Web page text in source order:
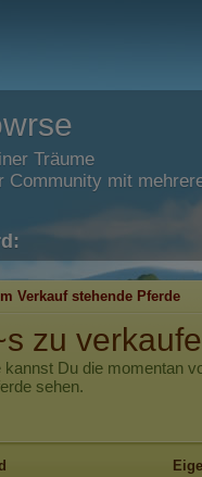
Träume
Community mit
Verkauf stehende Pferde
zu
kannst Du die momentan
sehen.